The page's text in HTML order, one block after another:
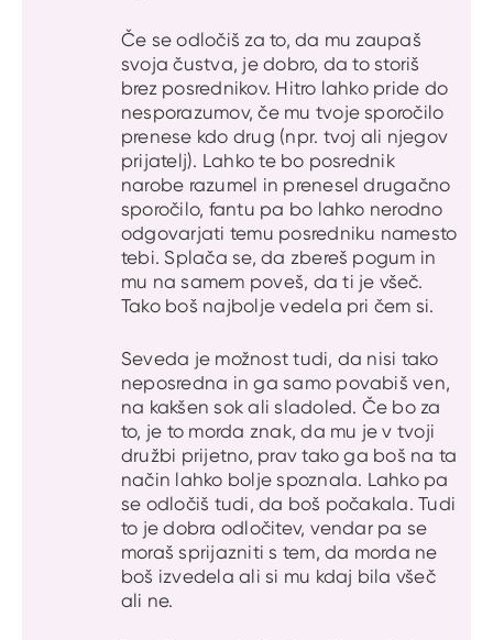
Če se odločiš za to, da mu zaupaš
svoja čustva, je dobro, da to storiš
brez posrednikov. Hitro lahko pride do
nesporazumov, če mu tvoje sporočilo
prenese kdo drug (npr. tvoj ali njegov
prijatelj). Lahko te bo posrednik
narobe razumel in prenesel drugačno
sporočilo, fantu pa bo lahko nerodno
odgovarjati temu posredniku namesto
tebi. Splača se, da zbereš pogum in
mu na samem poveš, da ti je všeč.
Tako boš najbolje vedela pri čem si.
Seveda je možnost tudi, da nisi tako
neposredna in ga samo povabiš ven,
na kakšen sok ali sladoled. Če bo za
to, je to morda znak, da mu je v tvoji
družbi prijetno, prav tako ga boš na ta
način lahko bolje spoznala. Lahko pa
se odločiš tudi, da boš počakala. Tudi
to je dobra odločitev, vendar pa se
moraš sprijazniti s tem, da morda ne
boš izvedela ali si mu kdaj bila všeč
ali ne.